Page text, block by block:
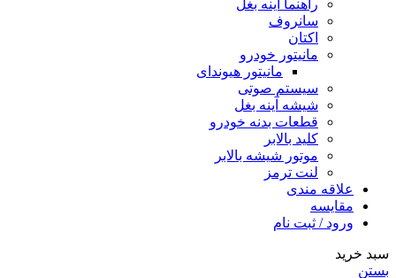
راهنما آینه بغل
سانروف
اکتان
مانیتور خودرو
مانیتور هیوندای
سیستم صوتی
شیشه آینه بغل
قطعات بدنه خودرو
کلید بالابر
موتور شیشه بالابر
لنت ترمز
علاقه مندی
مقایسه
ورود / ثبت نام
سبد خرید
بستن